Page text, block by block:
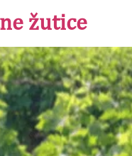
žutice